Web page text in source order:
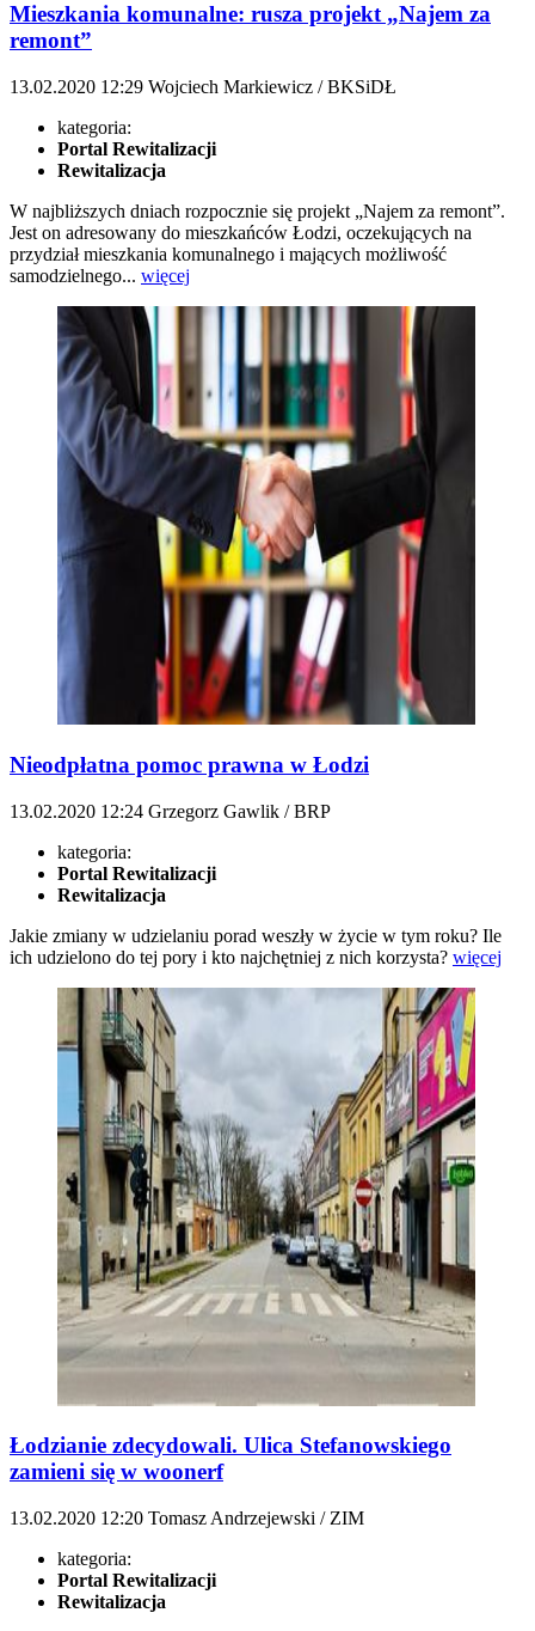
Mieszkania komunalne: rusza projekt „Najem za
remont”
13.02.2020 12:29 Wojciech Markiewicz / BKSiDŁ
kategoria:
Portal Rewitalizacji
Rewitalizacja
W najbliższych dniach rozpocznie się projekt „Najem za remont”.
Jest on adresowany do mieszkańców Łodzi, oczekujących na
przydział mieszkania komunalnego i mających możliwość
samodzielnego... więcej
Nieodpłatna pomoc prawna w Łodzi
13.02.2020 12:24 Grzegorz Gawlik / BRP
kategoria:
Portal Rewitalizacji
Rewitalizacja
Jakie zmiany w udzielaniu porad weszły w życie w tym roku? Ile
ich udzielono do tej pory i kto najchętniej z nich korzysta? więcej
Łodzianie zdecydowali. Ulica Stefanowskiego
zamieni się w woonerf
13.02.2020 12:20 Tomasz Andrzejewski / ZIM
kategoria:
Portal Rewitalizacji
Rewitalizacja